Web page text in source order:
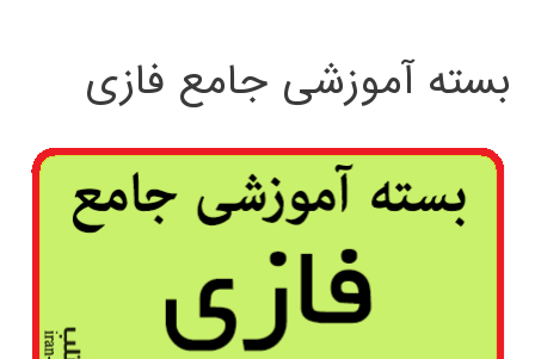
بسته آموزشی جامع فازی